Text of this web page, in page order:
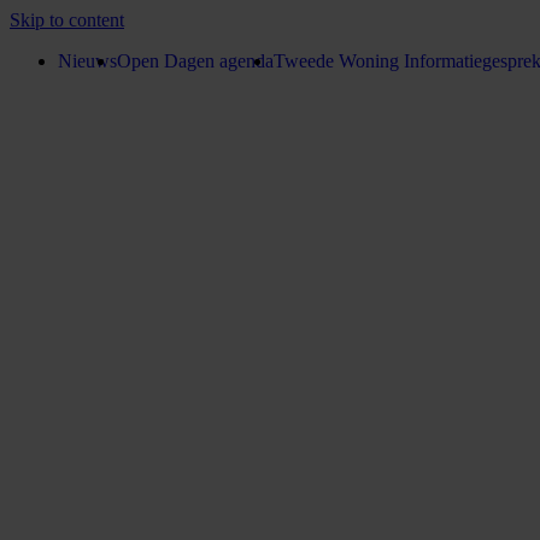
Skip to content
NieuwsOpen Dagen agendaTweede Woning Informatiegesprek